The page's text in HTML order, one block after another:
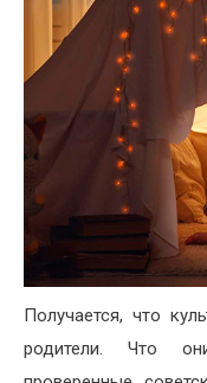
Получается, что
родители. Что